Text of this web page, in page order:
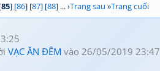
85] [86] [87] [88] ... ›Trang sau »Trang cuối
VẠC ĂN ĐÊM vào 26/05/2019 23:47